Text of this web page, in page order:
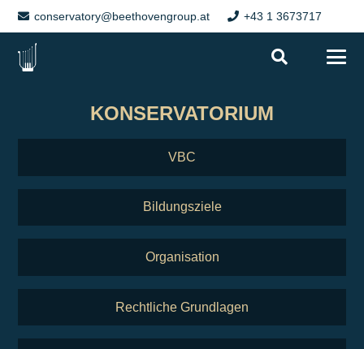
conservatory@beethovengroup.at +43 1 3673717
KONSERVATORIUM
VBC
Bildungsziele
Organisation
Rechtliche Grundlagen